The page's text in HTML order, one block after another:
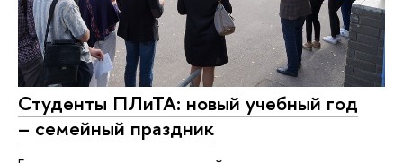
Студенты ПЛиТА: новый учебный год
– семейный праздник